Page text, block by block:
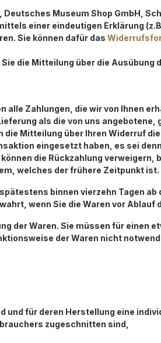
Museum Shop GmbH,
mittels einer eindeutigen Erklärung
Sie können dafür das
die Mitteilung über die
alle Zahlungen, die wir von Ihnen
als die von uns
die Mitteilung über Ihren Widerruf
eingesetzt haben, es sei
die Rückzahlung
welches der frühere Zeitpunkt ist.
binnen vierzehn Tagen
wenn Sie die Waren vor Ablauf
der Waren. Sie müssen für
der Waren nicht
und für deren Herstellung eine
zugeschnitten sind,